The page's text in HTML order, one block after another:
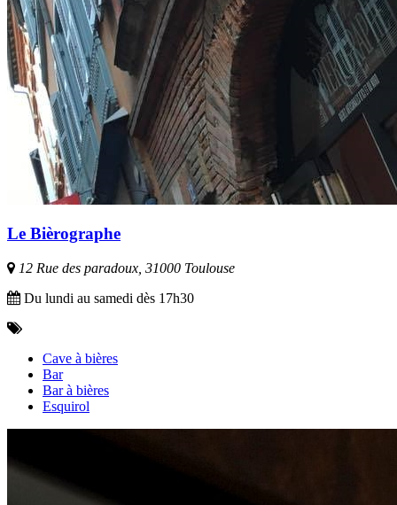
Le Bièrographe
12 Rue des paradoux, 31000 Toulouse
Du lundi au samedi dès 17h30
Cave à bières
Bar
Bar à bières
Esquirol